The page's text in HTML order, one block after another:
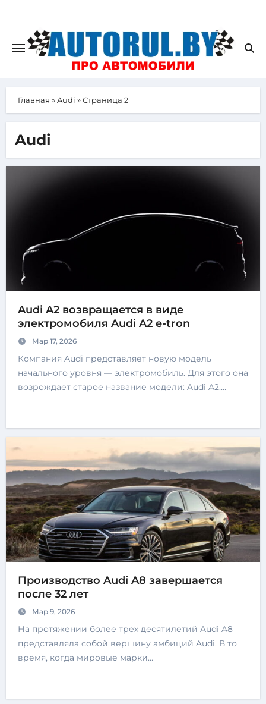
Главная »Audi »Страница 2
Audi
Audi A2 возвращается в виде
электромобиля Audi A2 e-tron
Мар 17, 2026
Компания Audi представляет новую модель
начального уровня — электромобиль. Для этого она
возрождает старое название модели: Audi A2.…
Производство Audi A8 завершается
после 32 лет
Мар 9, 2026
На протяжении более трех десятилетий Audi A8
представляла собой вершину амбиций Audi. В то
время, когда мировые марки…